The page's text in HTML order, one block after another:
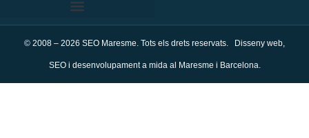
© 2008 – 2026 SEO Maresme. Tots els drets reservats. Disseny web,
SEO i desenvolupament a mida al Maresme i Barcelona.